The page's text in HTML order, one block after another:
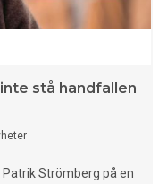
stå handfallen
Strömberg på en